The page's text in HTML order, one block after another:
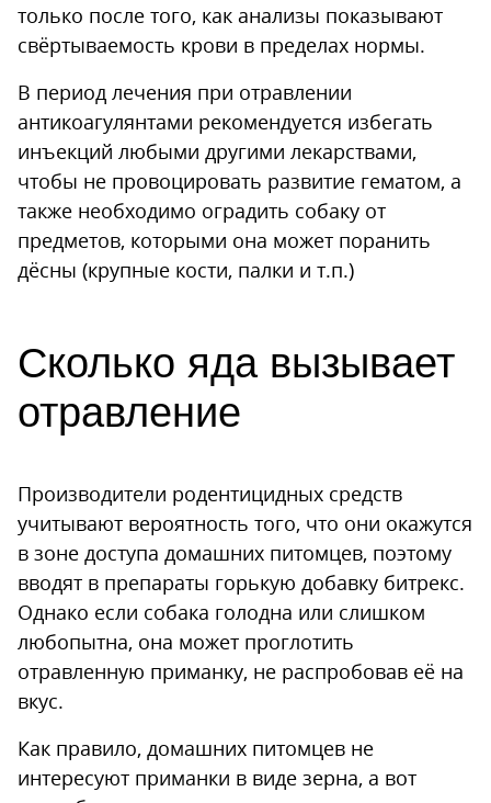
только после того, как анализы показывают
свёртываемость крови в пределах нормы.
В период лечения при отравлении
антикоагулянтами рекомендуется избегать
инъекций любыми другими лекарствами,
чтобы не провоцировать развитие гематом, а
также необходимо оградить собаку от
предметов, которыми она может поранить
дёсны (крупные кости, палки и т.п.)
Сколько яда вызывает
отравление
Производители родентицидных средств
учитывают вероятность того, что они окажутся
в зоне доступа домашних питомцев, поэтому
вводят в препараты горькую добавку битрекс.
Однако если собака голодна или слишком
любопытна, она может проглотить
отравленную приманку, не распробовав её на
вкус.
Как правило, домашних питомцев не
интересуют приманки в виде зерна, а вот